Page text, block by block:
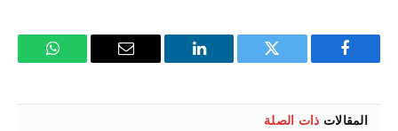
فيسبوك تويتر لينكدإن
البريد
واتساب
المقالات ذات الصلة